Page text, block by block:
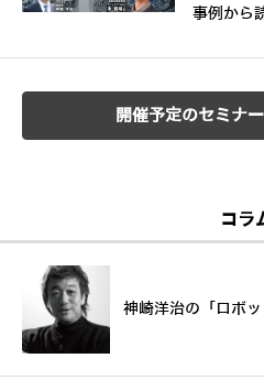
事例から
開催予定のセミナ
コラ
神崎洋治の「ロボッ